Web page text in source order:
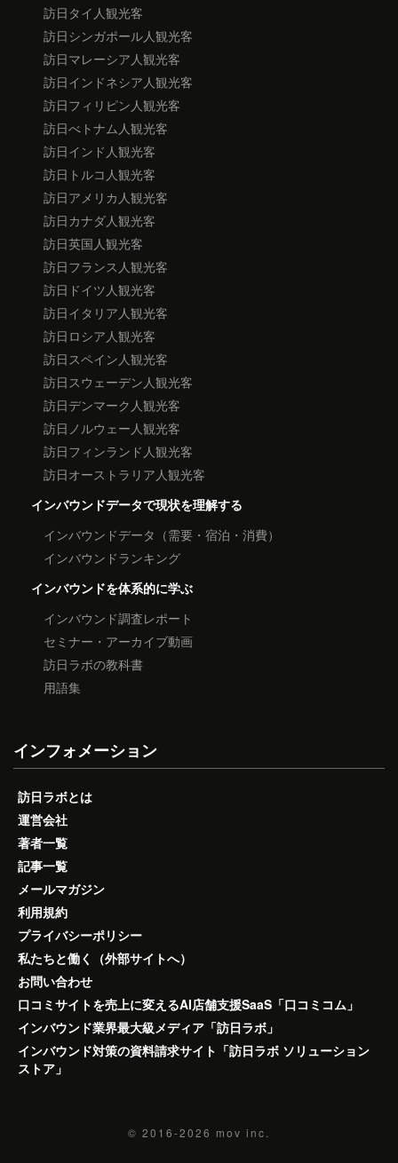
訪日タイ人観光客
訪日シンガポール人観光客
訪日マレーシア人観光客
訪日インドネシア人観光客
訪日フィリピン人観光客
訪日べトナム人観光客
訪日インド人観光客
訪日トルコ人観光客
訪日アメリカ人観光客
訪日カナダ人観光客
訪日英国人観光客
訪日フランス人観光客
訪日ドイツ人観光客
訪日イタリア人観光客
訪日ロシア人観光客
訪日スペイン人観光客
訪日スウェーデン人観光客
訪日デンマーク人観光客
訪日ノルウェー人観光客
訪日フィンランド人観光客
訪日オーストラリア人観光客
インバウンドデータで現状を理解する
インバウンドデータ（需要・宿泊・消費）
インバウンドランキング
インバウンドを体系的に学ぶ
インバウンド調査レポート
セミナー・アーカイブ動画
訪日ラボの教科書
用語集
インフォメーション
訪日ラボとは
運営会社
著者一覧
記事一覧
メールマガジン
利用規約
プライバシーポリシー
私たちと働く（外部サイトへ）
お問い合わせ
口コミサイトを売上に変えるAI店舗支援SaaS「口コミコム」
インバウンド業界最大級メディア「訪日ラボ」
インバウンド対策の資料請求サイト「訪日ラボ ソリューション
ストア」
© 2016-2026 mov inc.